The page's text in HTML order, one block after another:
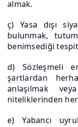
almak.
ç) Yasa dışı
bulunmak,
benimsediği
d) Sözleşmeli
şartlardan
anlaşılmak
niteliklerinden
e) Yabancı